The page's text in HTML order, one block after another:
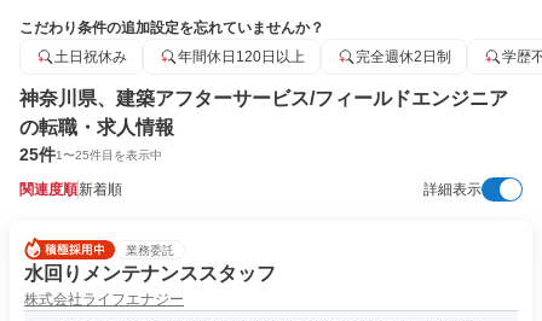
こだわり条件の追加設定を忘れていませんか？
土日祝休み
年間休日120日以上 完全週休2日制 学歴
神奈川県、建築アフターサービス/フィールドエンジニア
の転職・求人情報
25件1〜25件目を表示中
関連度順新着順 詳細表示
業務委託
水回りメンテナンススタッフ
株式会社ライフエナジー